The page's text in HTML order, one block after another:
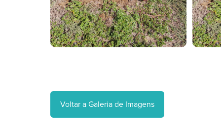
Voltar a Galeria de Imagens